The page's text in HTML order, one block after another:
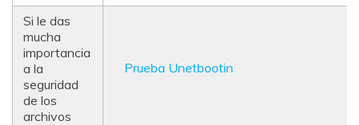
Si le das
mucha
importancia
a la
seguridad
de los
archivos
Prueba Unetbootin